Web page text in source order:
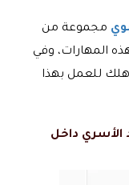
مجموعة من
المهارات، وفي
للعمل بهذا
الأسري داخل